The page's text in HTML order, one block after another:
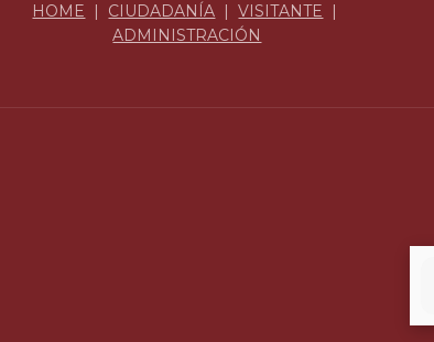
HOME | CIUDADANÍA |VISITANTE |
ADMINISTRACIÓN